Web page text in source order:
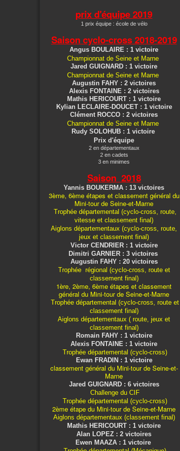
prix d'équipe 2019
1 prix équipe : école de vélo
Saison cyclo-cross2018-2019
Angus BOULAIRE : 1 victoire
Championnat de Seine et Marne
Jared GUIGNARD : 1 victoire
Championnat de Seine et Marne
Augustin FAHY : 2 victoires
Alexis FONTAINE : 2 victoires
Mathis HERICOURT : 1 victoire
Kylian LECLAIRE-DOUCET : 1 victoire
Clément ROCCO : 2 victoires
Championnat de Seine et Marne
Rudy SOLOHUB : 1 victoire
Prix d'équipe
2 en départementaux
2 en cadets
3 en minimes
Saison 2018
Yannis BOUKERMA : 13 victoires
3ème, 6ème étapes et classement général du
Mini-tour de Seine-et-Marne
Trophée départemental (cyclo-cross, route,
vitesse et classement final)
Aiglons départementaux (cyclo-cross, route,
jeux et classement final)
Victor CENDRIER : 1 victoire
Dimitri GARNIER : 3 victoires
Augustin FAHY : 20 victoires
Trophée régional (cyclo-cross, route et
classement final)
1ère, 2ème, 6ème étapes et classement
général du Mini-tour de Seine-et-Marne
Trophée départemental (cyclo-cross, route et
classement final)
Aiglons départementaux ( route, jeux et
classement final)
Romain FAHY : 1 victoire
Alexis FONTAINE : 1 victoire
Trophée départemental (cyclo-cross)
Ewan FRADIN : 1 victoire
classement général du Mini-tour de Seine-et-
Marne
Jared GUIGNARD : 6 victoires
Challenge du CIF
Trophée départemental (cyclo-cross)
2ème étape du Mini-tour de Seine-et-Marne
Aiglons départementaux (classement final)
Mathis HERICOURT : 1 victoire
Alan LOPEZ : 2 victoires
Ewen MAAZA : 1 victoire